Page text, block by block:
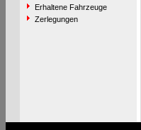
Erhaltene Fahrzeuge
Zerlegungen